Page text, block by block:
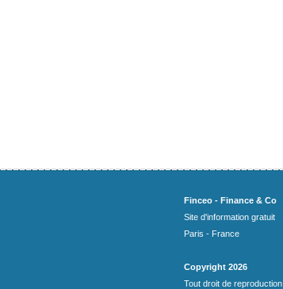
Finceo - Finance & Co
Site d'information gratuit
Paris - France
Copyright 2026
Tout droit de reproduction